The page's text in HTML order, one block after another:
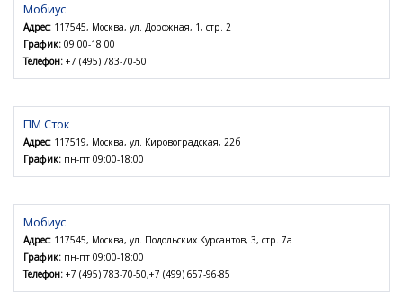
Мобиус
Адрес: 117545, Москва, ул. Дорожная, 1, стр. 2
График: 09:00-18:00
Телефон: +7 (495) 783-70-50
ПМ Сток
Адрес: 117519, Москва, ул. Кировоградская, 22б
График: пн-пт 09:00-18:00
Мобиус
Адрес: 117545, Москва, ул. Подольских Курсантов, 3, стр. 7а
График: пн-пт 09:00-18:00
Телефон: +7 (495) 783-70-50,+7 (499) 657-96-85